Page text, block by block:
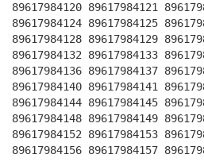
89617984120 89617984121
89617984124 89617984125
89617984128 89617984129
89617984132 89617984133
89617984136 89617984137
89617984140 89617984141
89617984144 89617984145
89617984148 89617984149
89617984152 89617984153
89617984156 89617984157